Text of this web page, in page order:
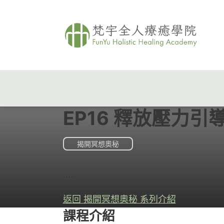
EP16 釋放壓力引
揭開冥想奧秘
返回 揭開冥想奧秘 系列介紹
課程介紹